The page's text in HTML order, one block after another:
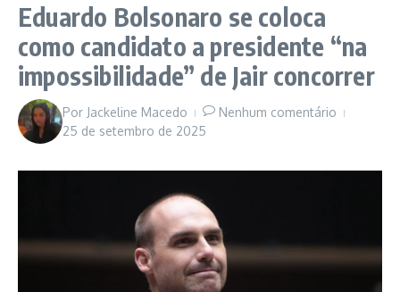
Eduardo Bolsonaro se coloca
como candidato a presidente “na
impossibilidade” de Jair concorrer
Por Jackeline Macedo
Nenhum comentário
25 de setembro de 2025